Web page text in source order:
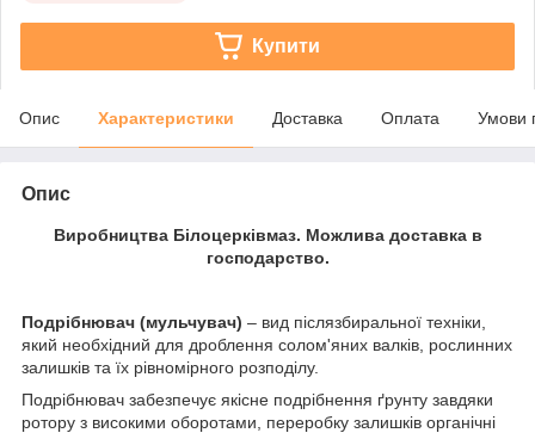
Купити
Опис Характеристики Доставка Оплата Умови
Опис
Виробництва Білоцерківмаз. Можлива доставка в
господарство.
Подрібнювач (мульчувач) – вид післязбиральної техніки,
який необхідний для дроблення солом'яних валків, рослинних
залишків та їх рівномірного розподілу.
Подрібнювач забезпечує якісне подрібнення ґрунту завдяки
ротору з високими оборотами, переробку залишків органічні